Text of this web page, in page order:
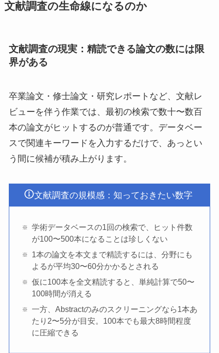
文献調査の生命線になるのか
文献調査の現実：精読できる論文の数には限
界がある
卒業論文・修士論文・研究レポートなど、文献レ
ビューを伴う作業では、最初の検索で数十〜数百
本の論文がヒットするのが普通です。データベー
スで関連キーワードを入力するだけで、あっとい
う間に候補が積み上がります。
文献調査の規模感：知っておきたい数字
学術データベースの1回の検索で、ヒット件数
が100〜500本になることは珍しくない
1本の論文を本文まで精読するには、分野にも
よるが平均30〜60分かかるとされる
仮に100本を全文精読すると、単純計算で50〜
100時間が消える
一方、Abstractのみのスクリーニングなら1本あ
たり2〜5分が目安。100本でも最大8時間程度
に圧縮できる